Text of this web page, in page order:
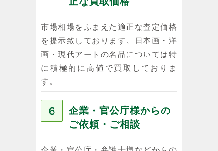
市場相場をふまえた適正な査定価格
を提示致しております。日本画・洋
画・現代アートの名品については特
に積極的に高値で買取しておりま
す。
６
企業・官公庁様からの
ご依頼・ご相談